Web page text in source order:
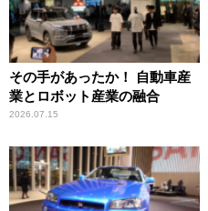
その手があったか！ 自動車産
業とロボット産業の融合
2026.07.15